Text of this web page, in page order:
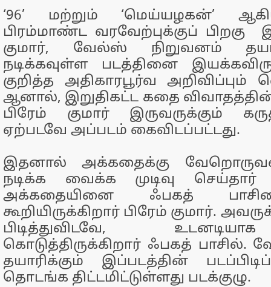
‘96’ மற்றும் ‘மெய்யழகன்’
பிரம்மாண்ட வரவேற்புக்குப் பிறகு
குமார், வேல்ஸ் நிறுவனம்
நடிக்கவுள்ள படத்தினை
குறித்த அதிகாரபூர்வ அறிவிப்பும்
ஆனால், இறுதிகட்ட கதை
பிரேம் குமார் இருவருக்கும்
ஏற்படவே அப்படம் கைவிடப்பட்டது.
இதனால் அக்கதைக்கு
நடிக்க வைக்க முடிவு செய்தார்
அக்கதையினை ஃபகத்
கூறியிருக்கிறார் பிரேம் குமார்.
பிடித்துவிடவே,
கொடுத்திருக்கிறார் ஃபகத் பாசில்.
தயாரிக்கும் இப்படத்தின்
தொடங்க திட்டமிட்டுள்ளது படக்குழு.